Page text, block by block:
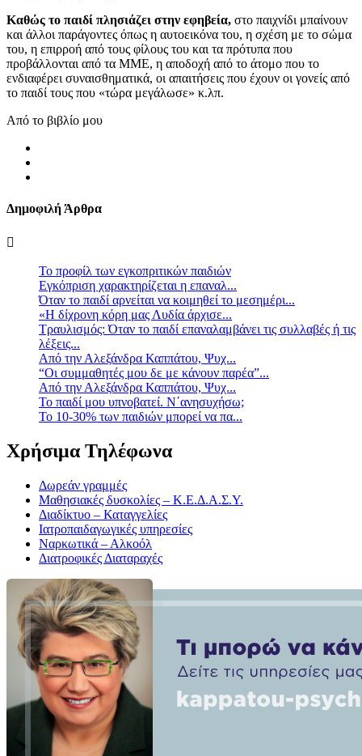
Καθώς το παιδί πλησιάζει στην εφηβεία, στο παιχνίδι μπαίνουν
και άλλοι παράγοντες όπως η αυτοεικόνα του, η σχέση με το σώμα
του, η επιρροή από τους φίλους του και τα πρότυπα που
προβάλλονται από τα ΜΜΕ, η αποδοχή από το άτομο που το
ενδιαφέρει συναισθηματικά, οι απαιτήσεις που έχουν οι γονείς από
το παιδί τους που «τώρα μεγάλωσε» κ.λπ.
Από το βιβλίο μου
Δημοφιλή Άρθρα
Το προφίλ των εγκοπριτικών παιδιών
Eγκόπριση χαρακτηρίζεται η επαναλ...
Όταν το παιδί αρνείται να κοιμηθεί το μεσημέρι...
«Η δίχρονη κόρη μας Λυδία άρχισε...
Τραυλισμός: Όταν το παιδί επαναλαμβάνει τις συλλαβές ή τις
λέξεις...
Από την Αλεξάνδρα Καππάτου, Ψυχ...
“Οι συμμαθητές μου δε με κάνουν παρέα”...
Από την Αλεξάνδρα Καππάτου, Ψυχ...
Το παιδί μου υπνοβατεί. Ν΄ανησυχήσω;
Το 10-30% των παιδιών μπορεί να πα...
Χρήσιμα Τηλέφωνα
Δωρεάν γραμμές
Μαθησιακές δυσκολίες – Κ.Ε.Δ.Α.Σ.Υ.
Διαδίκτυο – Καταγγελίες
Ιατροπαιδαγωγικές υπηρεσίες
Ναρκωτικά – Αλκοόλ
Διατροφικές Διαταραχές